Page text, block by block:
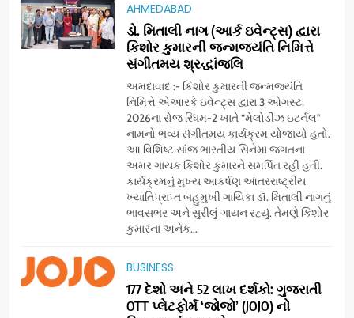
AHMEDABAD
ડો. મિતાલી નાગ (આર્ક ઇવેન્ટ્સ) દ્વારા
કિશોર કુમારની જન્મજયંતિ નિમિત્તે
સંગીતમય શ્રદ્ધાંજલિ
અમદાવાદ :- કિશોર કુમારની જન્મજયંતિ
નિમિત્તે એઆરકે ઇવેન્ટ્સ દ્વારા 3 ઓગસ્ટ,
2026ના રોજ રિધમ-2 ખાતે “મેલોડીઝ ઇટર્નલ”
નામનો ભવ્ય સંગીતમય કાર્યક્રમ યોજાયો હતો.
આ વિશિષ્ટ સાંજ ભારતીય સિનેમા જગતના
અમર ગાયક કિશોર કુમારને સમર્પિત રહી હતી.
કાર્યક્રમનું મુખ્ય આકર્ષણ આંતરરાષ્ટ્રીય
ખ્યાતિપ્રાપ્ત બહુમુખી ગાયિકા ડૉ. મિતાલી નાગનું
ભાવસભર અને સુરીલું ગાયન રહ્યું. તેમણે કિશોર
કુમારના અનેક...
BUSINESS
177 દેશો અને 52 લાખ દર્શકો: ગુજરાતી
OTT પ્લેટફોર્મ ‘જોજો’ (JOJO) નો
સેમસંગ વિશ્વ યુવા કૌશલ્ય
દિવસની ઉજવણી કરે છે, સેમસંગ
દોસ્ત કૌશલ્ય વિકાસ કાર્યક્રમના
BUSINESS CSR